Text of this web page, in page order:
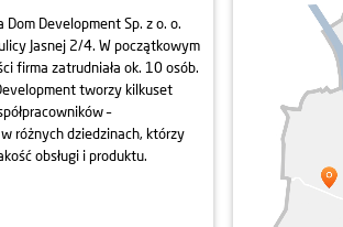
Dom Development Sp. z o. o.
Jasnej 2/4. W początkowym
firma zatrudniała ok. 10 osób.
tworzy kilkuset
–
różnych dziedzinach, którzy
obsługi i produktu.